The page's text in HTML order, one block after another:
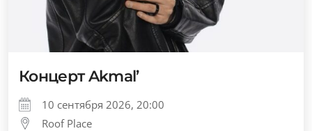
Концерт Akmal’
10 сентября 2026, 20:00
Roof Place